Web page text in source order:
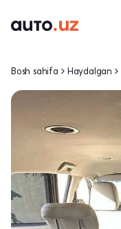
Bosh sahifa Haydalgan